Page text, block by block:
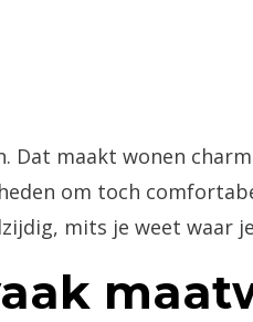
Dat maakt wonen
om toch
mits je weet waar